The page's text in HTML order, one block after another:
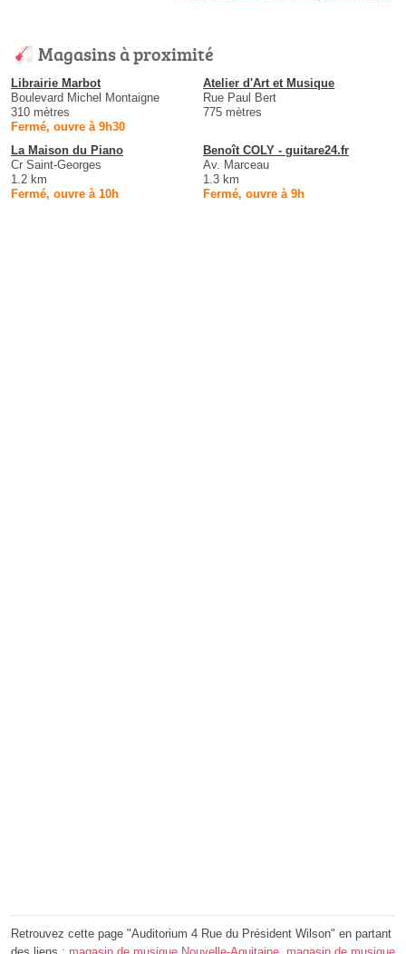
Magasins à proximité
Librairie Marbot
Boulevard Michel Montaigne
310 mètres
Fermé, ouvre à 9h30
Atelier d'Art et Musique
Rue Paul Bert
775 mètres
La Maison du Piano
Cr Saint-Georges
1.2 km
Fermé, ouvre à 10h
Benoît COLY - guitare24.fr
Av. Marceau
1.3 km
Fermé, ouvre à 9h
Retrouvez cette page "Auditorium 4 Rue du Président Wilson" en partant